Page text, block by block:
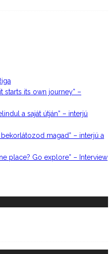
starts its own journey” –
a saját útján” – interjú
magad” – interjú a
place? Go explore” – Interview